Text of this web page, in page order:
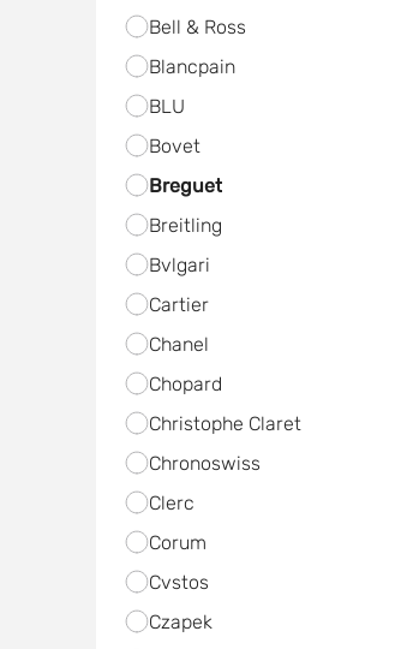
Bell & Ross
Blancpain
BLU
Bovet
Breguet
Breitling
Bvlgari
Cartier
Chanel
Chopard
Christophe Claret
Chronoswiss
Clerc
Corum
Cvstos
Czapek